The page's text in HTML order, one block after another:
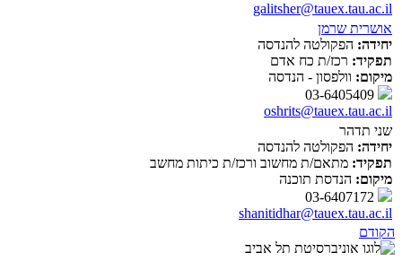
galitsher@tauex.tau.ac.il
אושרית שרמן
יחידה: הפקולטה להנדסה
תפקיד: רכז/ת כח אדם
מיקום: וולפסון - הנדסה
oshrits@tauex.tau.ac.il
שני תדהר
יחידה: הפקולטה להנדסה
תפקיד: מתאם/ת מחשוב ורכז/ת כיתות מחשב
מיקום: הנדסת תוכנה
shanitidhar@tauex.tau.ac.il
הקודם